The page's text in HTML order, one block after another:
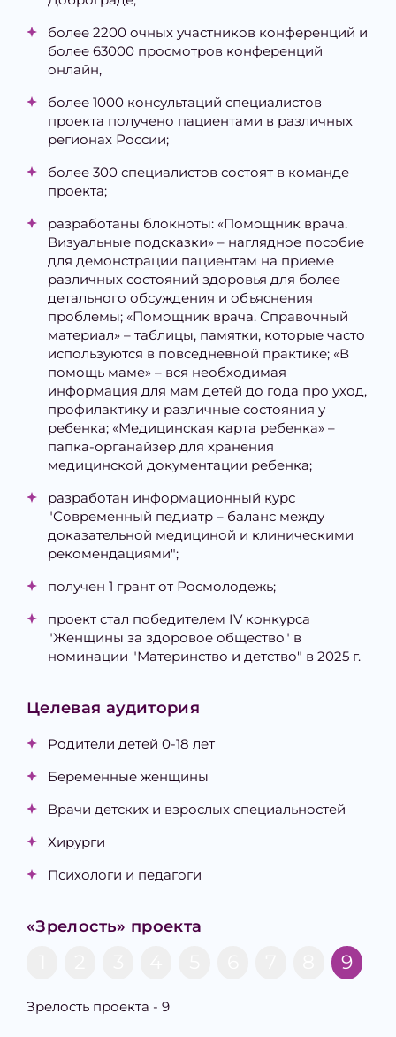
более 2200 очных участников конференций и
более 63000 просмотров конференций
онлайн,
более 1000 консультаций специалистов
проекта получено пациентами в различных
регионах России;
более 300 специалистов состоят в команде
проекта;
разработаны блокноты: «Помощник врача.
Визуальные подсказки» – наглядное пособие
для демонстрации пациентам на приеме
различных состояний здоровья для более
детального обсуждения и объяснения
проблемы; «Помощник врача. Справочный
материал» – таблицы, памятки, которые часто
используются в повседневной практике; «В
помощь маме» – вся необходимая
информация для мам детей до года про уход,
профилактику и различные состояния у
ребенка; «Медицинская карта ребенка» –
папка-органайзер для хранения
медицинской документации ребенка;
разработан информационный курс
"Современный педиатр – баланс между
доказательной медициной и клиническими
рекомендациями";
получен 1 грант от Росмолодежь;
проект стал победителем IV конкурса
"Женщины за здоровое общество" в
номинации "Материнство и детство" в 2025 г.
Целевая аудитория
Родители детей 0-18 лет
Беременные женщины
Врачи детских и взрослых специальностей
Хирурги
Психологи и педагоги
«Зрелость» проекта
9
Зрелость проекта - 9